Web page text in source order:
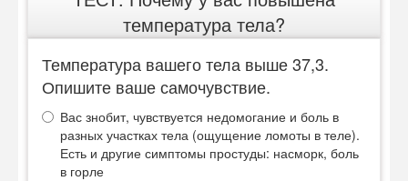
температура тела?
Температура вашего тела выше 37,3.
Опишите ваше самочувствие.
Вас знобит, чувствуется недомогание и боль в
разных участках тела (ощущение ломоты в теле).
Есть и другие симптомы простуды: насморк, боль
в горле